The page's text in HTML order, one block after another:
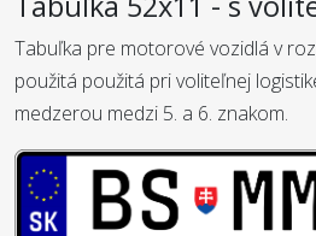
Tabuľka pre motorové vozidlá v
použitá použitá pri voliteľnej
medzerou medzi 5. a 6. znakom.